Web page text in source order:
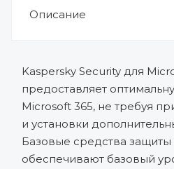
Описание
Kaspersky Security для
предоставляет
Microsoft 365, не требуя
и установки
Базовые средства
обеспечивают базовый